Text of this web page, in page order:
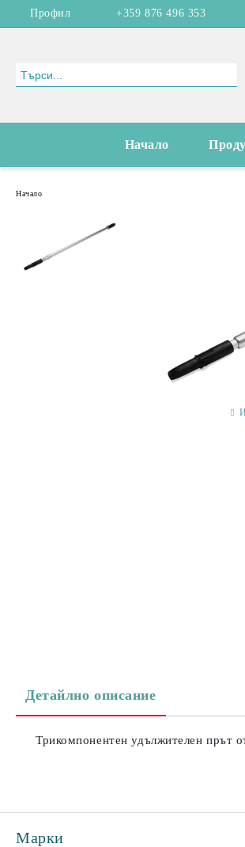
Профил +359 876 496 353
Начало
Начало
Детайлно описание
Трикомпонентен удължителен прът
Марки